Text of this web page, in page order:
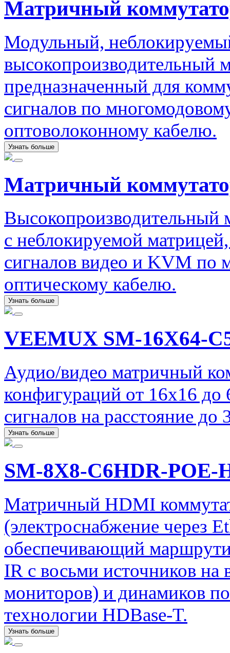
Матричный
Модульный,
высокопроизводительный
предназначенный для
сигналов по
оптоволоконному кабелю.
Узнать больше
Матричный
Высокопроизводительный
с неблокируемой
сигналов видео и KVM по
оптическому кабелю.
Узнать больше
VEEMUX SM-16X64-
Аудио/видео матричный
конфигураций от 16x16
сигналов на расстояние
Узнать больше
SM-8X8-C6HDR-POE-
Матричный HDMI
(электроснабжение через
обеспечивающий
IR с восьми источников на
мониторов) и динамиков
технологии HDBase-T.
Узнать больше